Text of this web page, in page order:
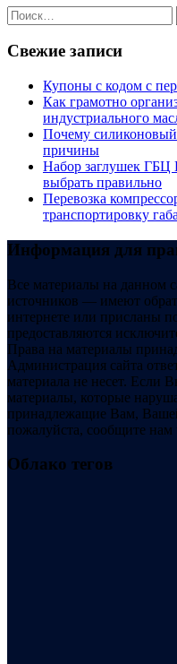
Найти:
Свежие записи
Купоны c кодом с
Как грамотно
индустриального
Почему силиконовый
причины
Набор заглушек ГБЦ
выбрать правильно
Перевозка
транспортировку
Информация для
Все материалы на данном
источников — имеют
интернете или присланы
предоставляются
Права на материалы
Администрация сайта
материала не несет. Если
материалы, которые
принадлежащие Вам,
пожалуйста, сообщите нам
Облако тегов